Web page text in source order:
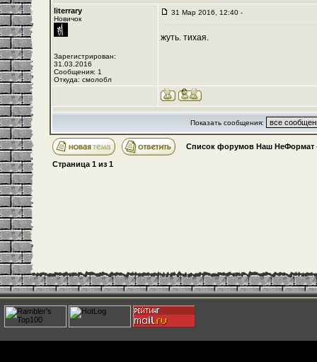
literrary
Новичок
Зарегистрирован:
31.03.2016
Сообщения: 1
Откуда: смолобл
31 Мар 2016, 12:40 -
жуть. тихая.
Показать сообщения:
Список форумов Наш НеФормат
Страница 1 из 1